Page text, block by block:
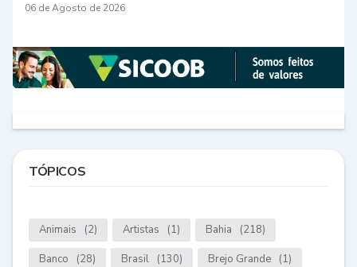
06 de Agosto de 2026
TÓPICOS
Animais (2) Artistas (1) Bahia (218)
Banco (28) Brasil (130) Brejo Grande (1)